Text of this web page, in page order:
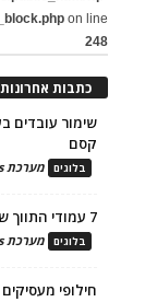
on line
248
כתבות אחרונות
קסם
בלוגים מערכת HRus
7 עמודי התווך שיש להציב בבסיס תהליך הגיוס ומיתוג המעסיק
בלוגים מערכת HRus
חילופי